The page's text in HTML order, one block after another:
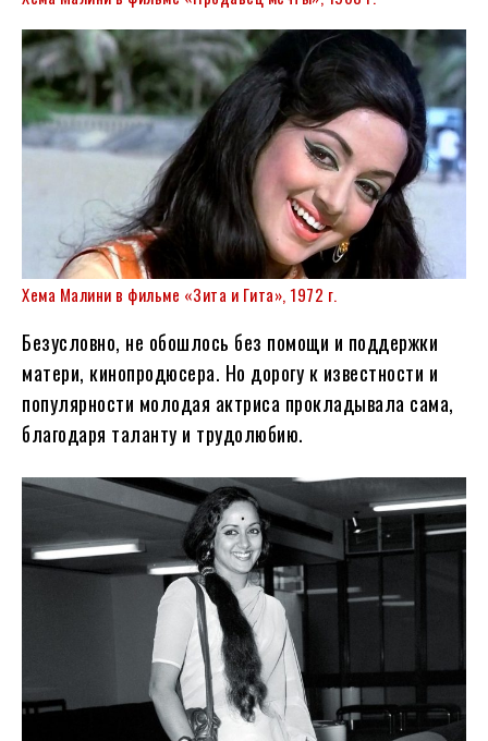
Хема Малини в фильме «Зита и Гита», 1972 г.
Безусловно, не обошлось без помощи и поддержки
матери, кинопродюсера. Но дорогу к известности и
популярности молодая актриса прокладывала сама,
благодаря таланту и трудолюбию.